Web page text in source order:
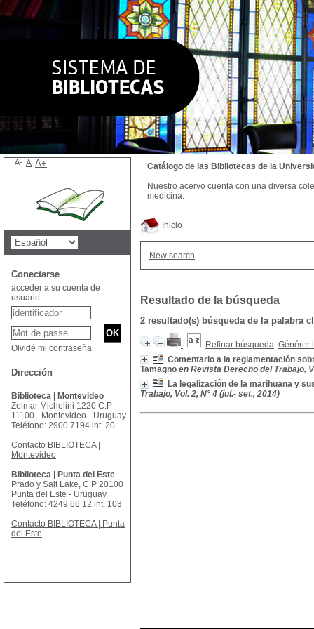
Inicio
New search
Resultado de la búsqueda
2 resultado(s) búsqueda de la palabra
Refinar búsqueda Générer
Comentario a la reglamentación
Tamagno en Revista Derecho del Trabajo,
La legalización de la marihuana y
Trabajo, Vol. 2, N° 4 (jul.- set., 2014)
Catálogo de las Bibliotecas de la
Nuestro acervo cuenta con una diversa
medicina.
A- A A+
Conectarse
acceder a su cuenta de
usuario
Olvidé mi contraseña
Dirección
Biblioteca | Montevideo
Zelmar Michelini 1220 C.P
11100 - Montevideo - Uruguay
Teléfono: 2900 7194 int. 20
Contacto BIBLIOTECA |
Montevideo
Biblioteca | Punta del Este
Prado y Salt Lake, C.P 20100
Punta del Este - Uruguay
Teléfono: 4249 66 12 int. 103
Contacto BIBLIOTECA | Punta
del Este